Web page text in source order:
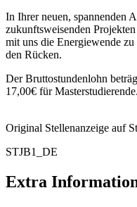
In Ihrer neuen, spannenden
zukunftsweisenden
mit uns die Energiewende
den Rücken.
Der Bruttostundenlohn
17,00€ für Masterstudierende.
Original Stellenanzeige auf
STJB1_DE
Extra